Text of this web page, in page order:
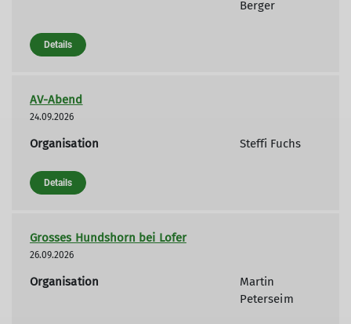
Berger
Details
AV-Abend
24.09.2026
Organisation Steffi Fuchs
Details
Grosses Hundshorn bei Lofer
26.09.2026
Organisation
Martin
Peterseim